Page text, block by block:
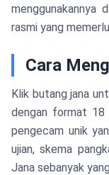
menggunakannya
rasmi yang
Cara
Klik butang jana
dengan format 18
pengecam unik
ujian, skema
Jana sebanyak